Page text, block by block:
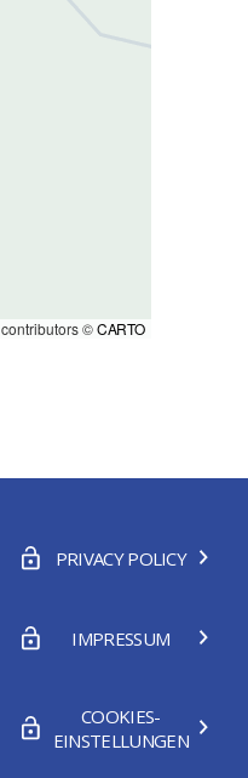
contributors ©CARTO
PRIVACY POLICY
IMPRESSUM
COOKIES-
EINSTELLUNGEN